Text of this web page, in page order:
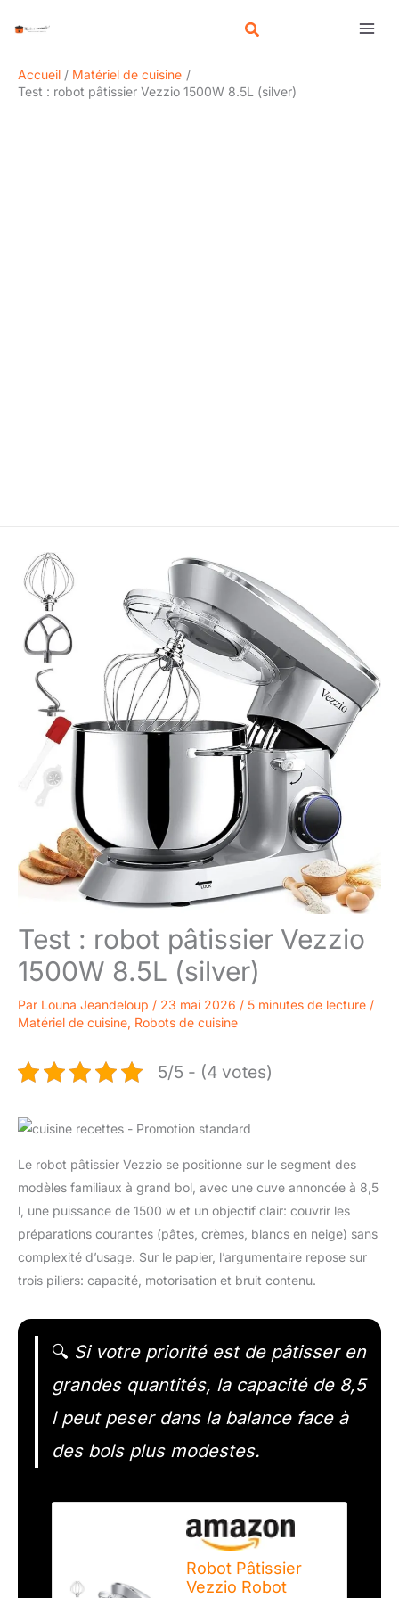
Accueil
Matériel de cuisine
Test : robot pâtissier Vezzio 1500W 8.5L (silver)
Test : robot pâtissier Vezzio
1500W 8.5L (silver)
Par Louna Jeandeloup / 23 mai 2026 / 5 minutes de lecture /
Matériel de cuisine, Robots de cuisine
5/5 - (4 votes)
Le robot pâtissier Vezzio se positionne sur le segment des
modèles familiaux à grand bol, avec une cuve annoncée à 8,5
l, une puissance de 1500 w et un objectif clair: couvrir les
préparations courantes (pâtes, crèmes, blancs en neige) sans
complexité d’usage. Sur le papier, l’argumentaire repose sur
trois piliers: capacité, motorisation et bruit contenu.
🔍 Si votre priorité est de pâtisser en
grandes quantités, la capacité de 8,5
l peut peser dans la balance face à
des bols plus modestes.
Robot Pâtissier
Vezzio Robot
e
h